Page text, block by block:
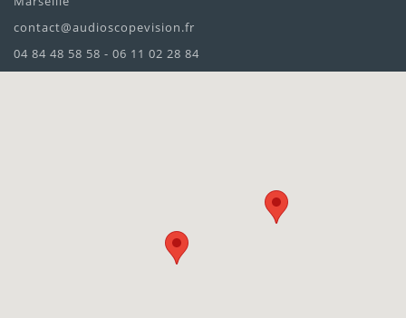
contact@audioscopevision.fr
04 84 48 58 58 - 06 11 02 28 84